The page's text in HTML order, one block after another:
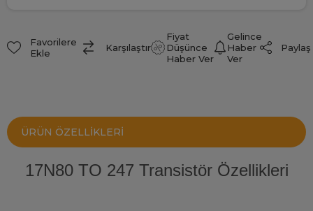
Favorilere
Ekle
Karşılaştır
Fiyat
Düşünce
Haber Ver
Gelince
Haber
Ver
Paylaş
ÜRÜN ÖZELLIKLERI
17N80 TO 247 Transistör Özellikleri